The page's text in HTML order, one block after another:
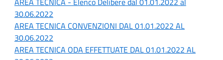
30.06.2022
AREA TECNICA CONVENZIONI DAL 01.01.2022 AL
30.06.2022
AREA TECNICA ODA EFFETTUATE DAL 01.01.2022 AL